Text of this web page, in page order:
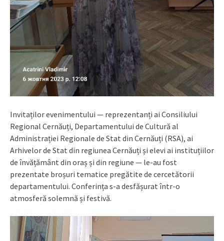
Invitaților evenimentului — reprezentanți ai Consiliului
Regional Cernăuți, Departamentului de Cultură al
Administrației Regionale de Stat din Cernăuți (RSA), ai
Arhivelor de Stat din regiunea Cernăuți și elevi ai instituțiilor
de învățământ din oraș și din regiune — le-au fost
prezentate broșuri tematice pregătite de cercetătorii
departamentului. Conferința s-a desfășurat într-o
atmosferă solemnă și festivă.